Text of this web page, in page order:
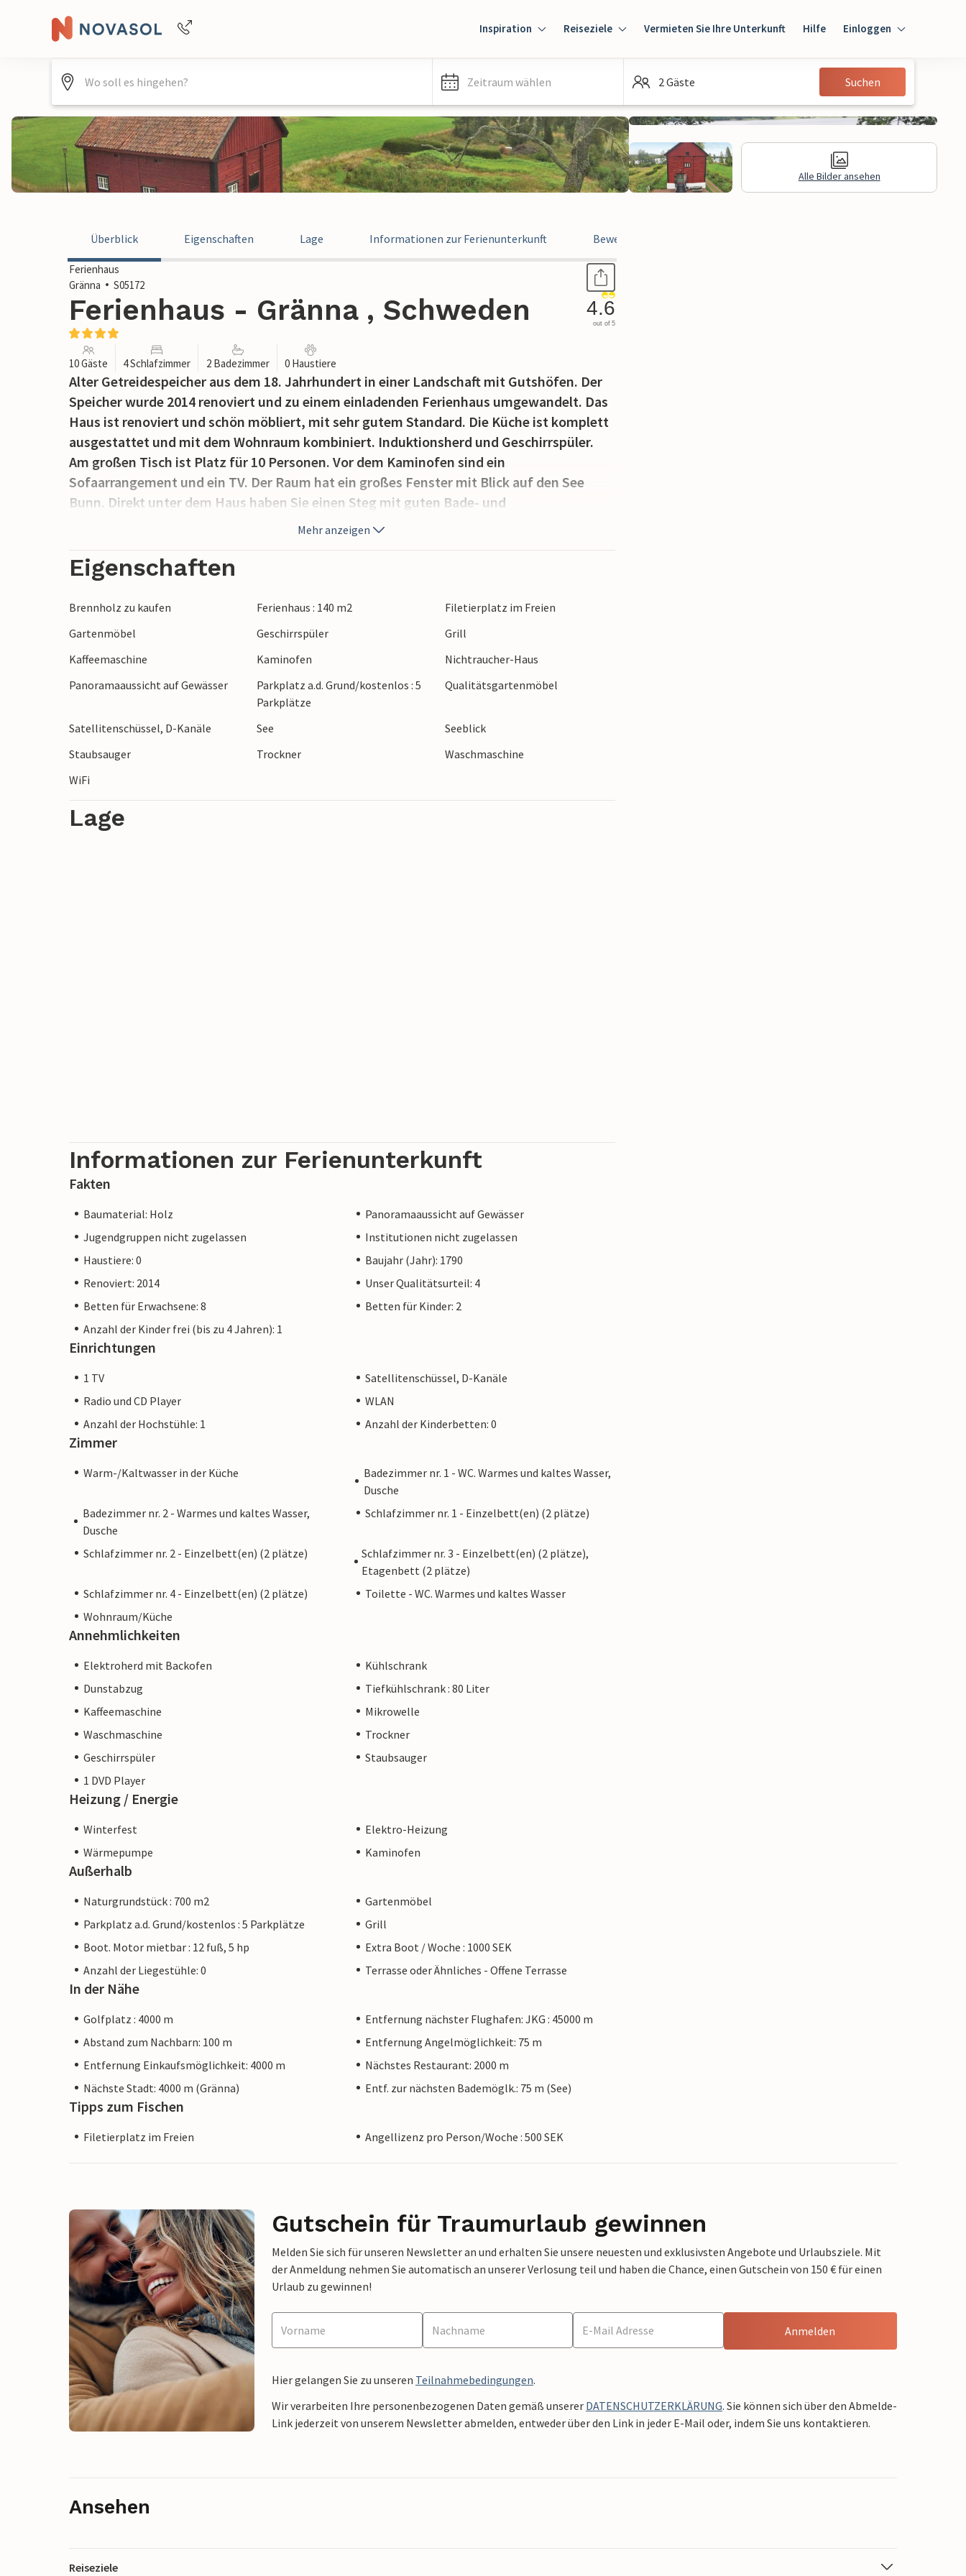
+4940688715475
Inspiration Reiseziele Vermieten Sie Ihre Unterkunft Hilfe Einloggen
Einloggen
Gast
Zeitraum wählen 2 Gäste Suchen
Alle Bilder ansehen
Überblick Eigenschaften Lage Informationen zur Ferienunterkunft Bewertungen
Ferienhaus
Gränna
S05172
Ferienhaus - Gränna , Schweden 4.6
out of 5
10 Gäste 4 Schlafzimmer 2 Badezimmer 0 Haustiere
Alter Getreidespeicher aus dem 18. Jahrhundert in einer Landschaft mit Gutshöfen. Der
Speicher wurde 2014 renoviert und zu einem einladenden Ferienhaus umgewandelt. Das
Haus ist renoviert und schön möbliert, mit sehr gutem Standard. Die Küche ist komplett
ausgestattet und mit dem Wohnraum kombiniert. Induktionsherd und Geschirrspüler.
Am großen Tisch ist Platz für 10 Personen. Vor dem Kaminofen sind ein
Sofaarrangement und ein TV. Der Raum hat ein großes Fenster mit Blick auf den See
Bunn. Direkt unter dem Haus haben Sie einen Steg mit guten Bade- und
Angelmöglichkeiten. Für Ihr Boot können Sie dort einen Motor mieten, auch ein extra
Ruderboot. Auch die Angellizenz können Sie dort kaufen. Mieten Sie gerne die renovierte
Sauna am See, Buchung über den Besitzer.
Viele Sehenswürdigkeiten liegen in einem guten Abstand. So ist Gränna in der Nähe, Sie
erreichen es mit der Fähre von Visingsjö. Für Messebesucher liegen Elmia und Jönköping
John Bauer eine Zeit lang und lies sich zu seinen Malerien inspirieren. Ca. 300 m Fuβweg
zum öffentlichen Badeplatz mit Sandstrand und Brücke.
Mehr anzeigen
Eigenschaften
Brennholz zu kaufen Ferienhaus : 140 m2
Filetierplatz im Freien
Gartenmöbel
Geschirrspüler
Grill
Kaffeemaschine
Kaminofen
Nichtraucher-Haus
Panoramaaussicht auf Gewässer
Parkplatz a.d. Grund/kostenlos : 5
Parkplätze
Qualitätsgartenmöbel
Satellitenschüssel, D-Kanäle See
Seeblick
Staubsauger
Trockner
Waschmaschine
WiFi
Lage
Informationen zur Ferienunterkunft
Fakten
Baumaterial: Holz
Panoramaaussicht auf Gewässer
Jugendgruppen nicht zugelassen
Institutionen nicht zugelassen
Haustiere: 0
Baujahr (Jahr): 1790
Renoviert: 2014
Unser Qualitätsurteil: 4
Betten für Erwachsene: 8
Betten für Kinder: 2
Anzahl der Kinder frei (bis zu 4 Jahren): 1
Einrichtungen
1 TV
Satellitenschüssel, D-Kanäle
Radio und CD Player
WLAN
Anzahl der Hochstühle: 1
Anzahl der Kinderbetten: 0
Zimmer
Warm-/Kaltwasser in der Küche
Badezimmer nr. 1 - WC. Warmes und kaltes Wasser,
Dusche
Badezimmer nr. 2 - Warmes und kaltes Wasser,
Dusche
Schlafzimmer nr. 1 - Einzelbett(en) (2 plätze)
Schlafzimmer nr. 2 - Einzelbett(en) (2 plätze)
Schlafzimmer nr. 3 - Einzelbett(en) (2 plätze),
Etagenbett (2 plätze)
Schlafzimmer nr. 4 - Einzelbett(en) (2 plätze)
Toilette - WC. Warmes und kaltes Wasser
Wohnraum/Küche
Annehmlichkeiten
Elektroherd mit Backofen
Kühlschrank
Dunstabzug
Tiefkühlschrank : 80 Liter
Kaffeemaschine
Mikrowelle
Waschmaschine
Trockner
Geschirrspüler
Staubsauger
1 DVD Player
Heizung / Energie
Winterfest
Elektro-Heizung
Wärmepumpe
Kaminofen
Außerhalb
Naturgrundstück : 700 m2
Gartenmöbel
Parkplatz a.d. Grund/kostenlos : 5 Parkplätze
Grill
Boot. Motor mietbar : 12 fuß, 5 hp
Extra Boot / Woche : 1000 SEK
Anzahl der Liegestühle: 0
Terrasse oder Ähnliches - Offene Terrasse
In der Nähe
Golfplatz : 4000 m
Entfernung nächster Flughafen: JKG : 45000 m
Abstand zum Nachbarn: 100 m
Entfernung Angelmöglichkeit: 75 m
Entfernung Einkaufsmöglichkeit: 4000 m
Nächstes Restaurant: 2000 m
Nächste Stadt: 4000 m (Gränna)
Entf. zur nächsten Bademöglk.: 75 m (See)
Tipps zum Fischen
Filetierplatz im Freien Angellizenz pro Person/Woche : 500 SEK
Gutschein für Traumurlaub gewinnen
Melden Sie sich für unseren Newsletter an und erhalten Sie unsere neuesten und exklusivsten Angebote und Urlaubsziele. Mit
der Anmeldung nehmen Sie automatisch an unserer Verlosung teil und haben die Chance, einen Gutschein von 150 € für einen
Urlaub zu gewinnen!
Anmelden
Hier gelangen Sie zu unseren Teilnahmebedingungen.
Wir verarbeiten Ihre personenbezogenen Daten gemäß unserer DATENSCHUTZERKLÄRUNG. Sie können sich über den Abmelde-
Link jederzeit von unserem Newsletter abmelden, entweder über den Link in jeder E-Mail oder, indem Sie uns kontaktieren.
Ansehen
Reiseziele